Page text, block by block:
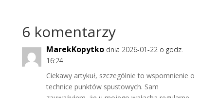
6 komentarzy
MarekKopytko dnia 2026-01-22 o godz.
16:24
Ciekawy artykuł, szczególnie to wspomnienie o
technice punktów spustowych. Sam